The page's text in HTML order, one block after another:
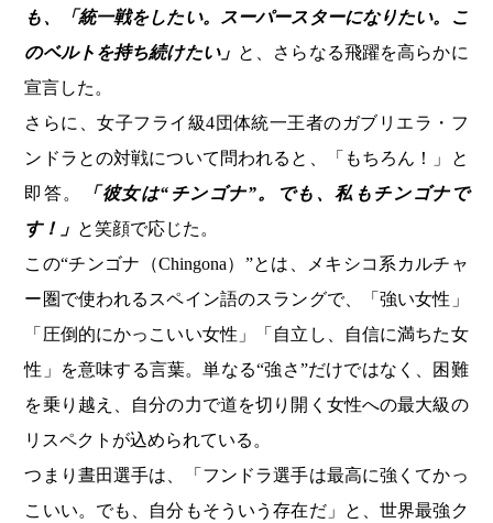
も、「統一戦をしたい。スーパースターになりたい。こ
のベルトを持ち続けたい」 と、さらなる飛躍を高らかに
宣言した。
さらに、女子フライ級4団体統一王者のガブリエラ・フ
ンドラとの対戦について問われると、「もちろん！」と
即答。
「彼女は“チンゴナ”。でも、私もチンゴナで
す！」 と笑顔で応じた。
この“チンゴナ（Chingona）”とは、メキシコ系カルチャ
ー圏で使われるスペイン語のスラングで、「強い女性」
「圧倒的にかっこいい女性」「自立し、自信に満ちた女
性」を意味する言葉。単なる“強さ”だけではなく、困難
を乗り越え、自分の力で道を切り開く女性への最大級の
リスペクトが込められている。
つまり晝田選手は、「フンドラ選手は最高に強くてかっ
こいい。でも、自分もそういう存在だ」と、世界最強ク